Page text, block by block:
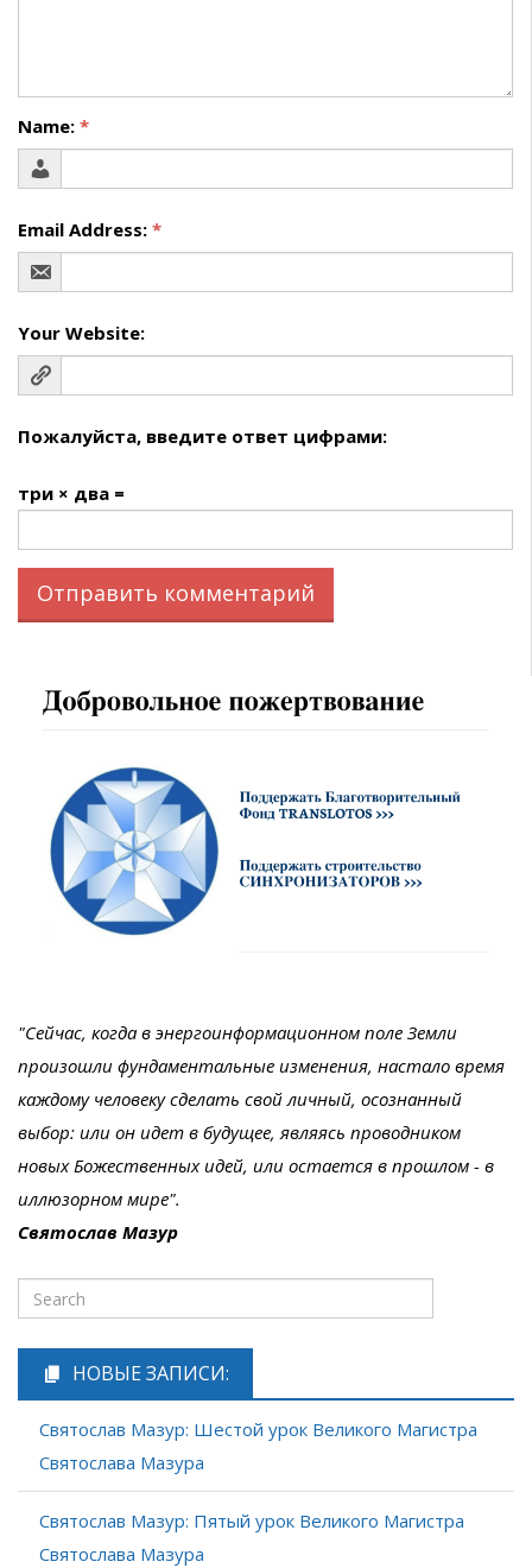
Name: *
Email Address: *
Your Website:
Пожалуйста, введите ответ цифрами:
три × два =
"Сейчас, когда в энергоинформационном поле Земли
произошли фундаментальные изменения, настало время
каждому человеку сделать свой личный, осознанный
выбор: или он идет в будущее, являясь проводником
новых Божественных идей, или остается в прошлом - в
иллюзорном мире".
Святослав Мазур
НОВЫЕ ЗАПИСИ:
Святослав Мазур: Шестой урок Великого Магистра
Святослава Мазура
Святослав Мазур: Пятый урок Великого Магистра
Святослава Мазура